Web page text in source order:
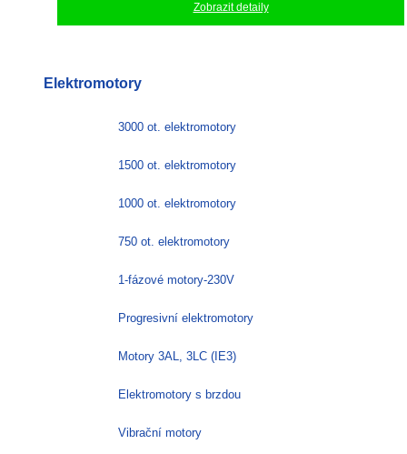
Zobrazit detaily
Elektromotory
3000 ot. elektromotory
1500 ot. elektromotory
1000 ot. elektromotory
750 ot. elektromotory
1-fázové motory-230V
Progresivní elektromotory
Motory 3AL, 3LC (IE3)
Elektromotory s brzdou
Vibrační motory